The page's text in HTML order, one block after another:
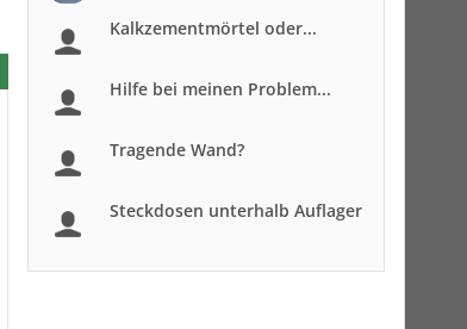
Kalkzementmörtel oder...
Hilfe bei meinen Problem...
Tragende Wand?
Steckdosen unterhalb Auflager